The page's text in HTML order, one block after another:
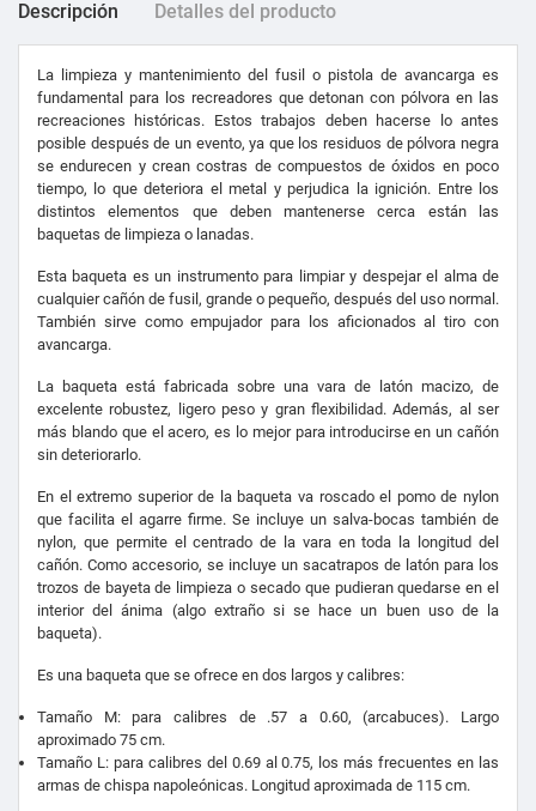
Descripción Detalles del producto
La limpieza y mantenimiento del fusil o pistola de avancarga es
fundamental para los recreadores que detonan con pólvora en las
recreaciones históricas. Estos trabajos deben hacerse lo antes
posible después de un evento, ya que los residuos de pólvora negra
se endurecen y crean costras de compuestos de óxidos en poco
tiempo, lo que deteriora el metal y perjudica la ignición. Entre los
distintos elementos que deben mantenerse cerca están las
baquetas de limpieza o lanadas.
Esta baqueta es un instrumento para limpiar y despejar el alma de
cualquier cañón de fusil, grande o pequeño, después del uso normal.
También sirve como empujador para los aficionados al tiro con
avancarga.
La baqueta está fabricada sobre una vara de latón macizo, de
excelente robustez, ligero peso y gran flexibilidad. Además, al ser
más blando que el acero, es lo mejor para introducirse en un cañón
sin deteriorarlo.
En el extremo superior de la baqueta va roscado el pomo de nylon
que facilita el agarre firme. Se incluye un salva-bocas también de
nylon, que permite el centrado de la vara en toda la longitud del
cañón. Como accesorio, se incluye un sacatrapos de latón para los
trozos de bayeta de limpieza o secado que pudieran quedarse en el
interior del ánima (algo extraño si se hace un buen uso de la
baqueta).
Es una baqueta que se ofrece en dos largos y calibres:
Tamaño M: para calibres de .57 a 0.60, (arcabuces). Largo
aproximado 75 cm.
Tamaño L: para calibres del 0.69 al 0.75, los más frecuentes en las
armas de chispa napoleónicas. Longitud aproximada de 115 cm.